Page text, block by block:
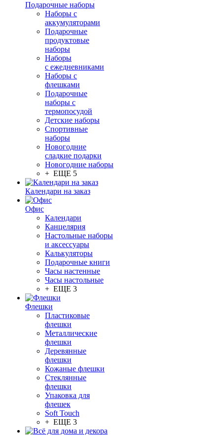
Подарочные наборы
Наборы с
аккумуляторами
Подарочные
продуктовые
наборы
Наборы
с ежедневниками
Наборы с
флешками
Подарочные
наборы с
термопосудой
Детские наборы
Спортивные
наборы
Новогодние
сладкие подарки
Новогодние наборы
+ ЕЩЕ 5
Календари на заказ
Офис
Календари
Канцелярия
Настольные наборы
и аксессуары
Калькуляторы
Подарочные книги
Часы настенные
Часы настольные
+ ЕЩЕ 3
Флешки
Пластиковые
флешки
Металлические
флешки
Деревянные
флешки
Кожаные флешки
Стеклянные
флешки
Упаковка для
флешек
Soft Touch
+ ЕЩЕ 3